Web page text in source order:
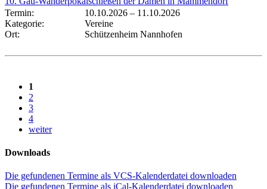
Termin:
10.10.2026 – 11.10.2026
Kategorie:
Vereine
Ort:
Schützenheim Nannhofen
1
2
3
4
weiter
Downloads
Die gefundenen Termine als VCS-Kalenderdatei downloaden
Die gefundenen Termine als iCal-Kalenderdatei downloaden